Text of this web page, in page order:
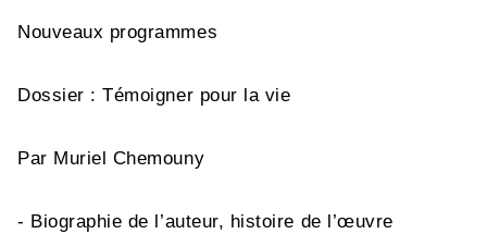
Nouveaux programmes
Dossier : Témoigner pour la vie
Par Muriel Chemouny
- Biographie de l’auteur, histoire de l’œuvre